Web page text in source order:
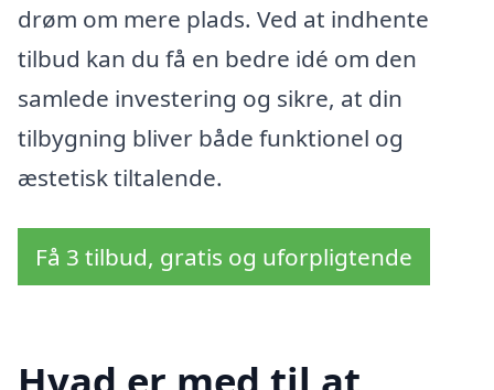
drøm om mere plads. Ved at indhente
tilbud kan du få en bedre idé om den
samlede investering og sikre, at din
tilbygning bliver både funktionel og
æstetisk tiltalende.
Få 3 tilbud, gratis og uforpligtende